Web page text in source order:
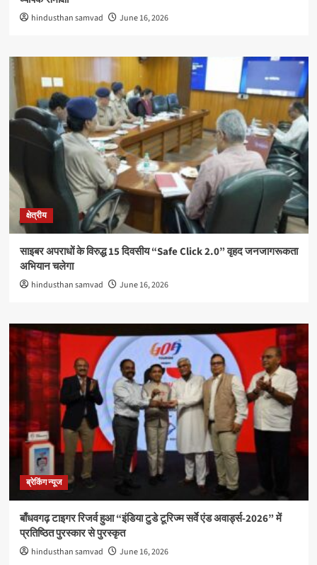
hindusthan samvad June 16, 2026
क्षेत्रीय
साइबर अपराधों के विरुद्ध 15 दिवसीय “Safe Click 2.0” वृहद जनजागरूकता
अभियान चलेगा
hindusthan samvad June 16, 2026
ब्रेकिंग न्यूज
बाँधवगढ़ टाइगर रिजर्व हुआ “इंडिया टुडे टूरिज्म सर्वे एंड अवार्ड्स-2026” में
प्रतिष्ठित पुरस्कार से पुरस्कृत
hindusthan samvad June 16, 2026